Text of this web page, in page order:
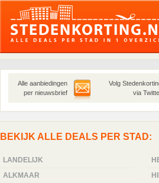
Alle aanbiedingen
per nieuwsbrief
Volg
via
BEKIJK ALLE DEALS PER STAD:
LANDELIJK
ALKMAAR